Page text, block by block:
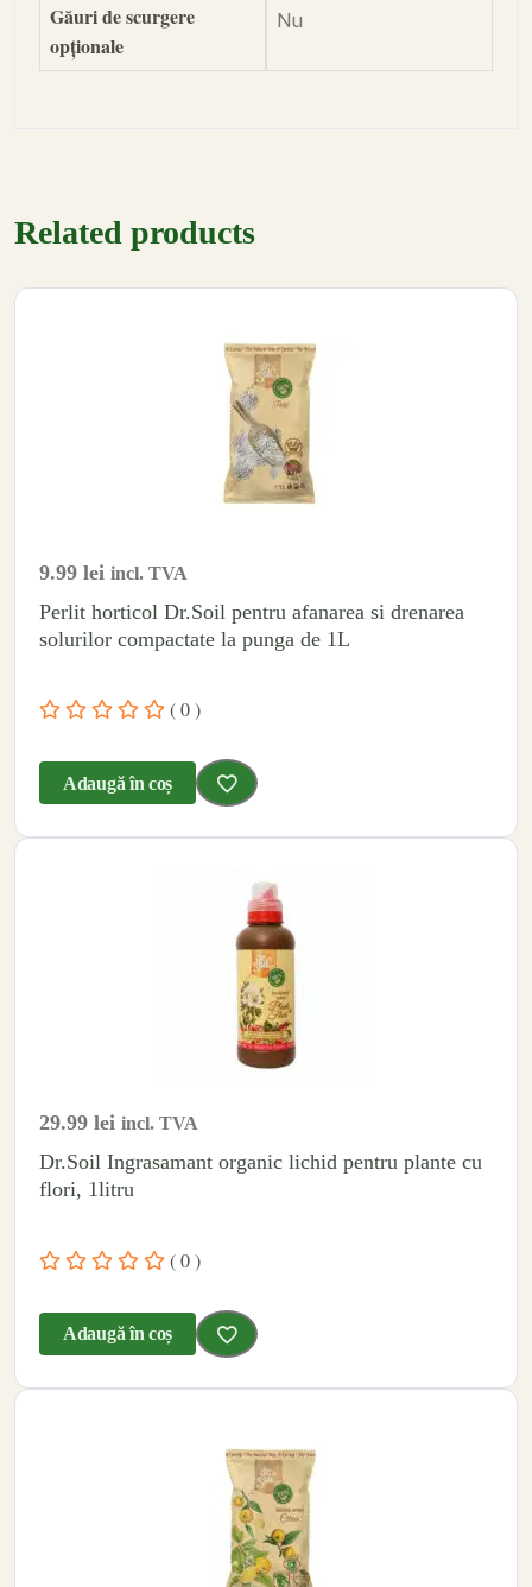
Găuri de scurgere
opționale
Nu
Related products
9.99 lei incl. TVA
Perlit horticol Dr.Soil pentru afanarea si drenarea
solurilor compactate la punga de 1L
( 0 )
Adaugă în coș
29.99 lei incl. TVA
Dr.Soil Ingrasamant organic lichid pentru plante cu
flori, 1litru
( 0 )
Adaugă în coș